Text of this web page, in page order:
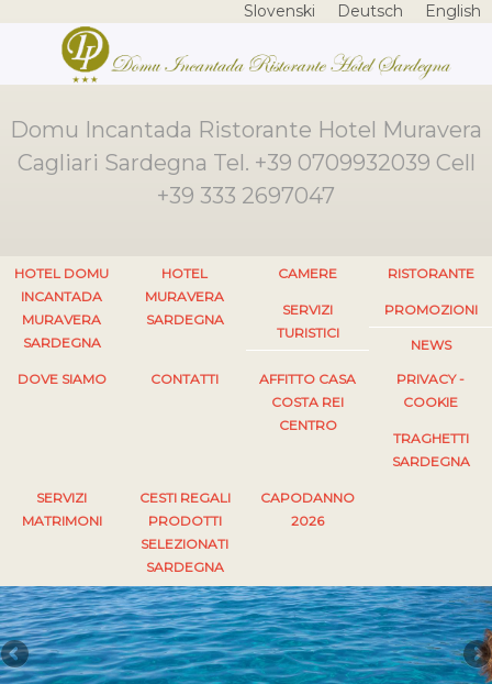
English
Deutsch
Slovenski
Domu Incantada Ristorante Hotel Muravera
Cagliari Sardegna Tel. +39 0709932039 Cell
+39 333 2697047
HOTEL DOMU
INCANTADA
MURAVERA
SARDEGNA
HOTEL
MURAVERA
SARDEGNA
CAMERE RISTORANTE
SERVIZI
TURISTICI
PROMOZIONI
NEWS
DOVE SIAMO CONTATTI
AFFITTO CASA
COSTA REI
CENTRO
PRIVACY -
COOKIE
TRAGHETTI
SARDEGNA
SERVIZI
MATRIMONI
CESTI REGALI
PRODOTTI
SELEZIONATI
SARDEGNA
CAPODANNO
2026